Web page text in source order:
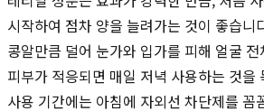
시작하여 점차 양을 늘려가는 것이 좋습니
콩알만큼 덜어 눈가와 입가를 피해 얼굴
피부가 적응되면 매일 저녁 사용하는 것을
사용 기간에는 아침에 자외선 차단제를 꼼